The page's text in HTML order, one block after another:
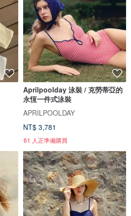
Aprilpoolday 泳裝 / 克勞蒂亞的
永恆一件式泳裝
APRILPOOLDAY
NT$ 3,781
61 人正準備購買